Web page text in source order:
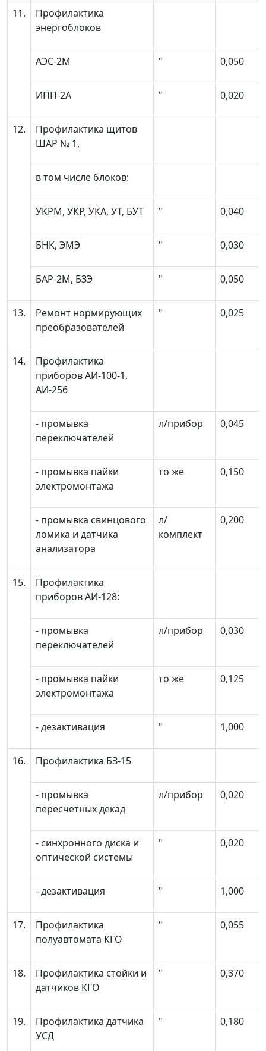
11.
Профилактика
энергоблоков
АЭС-2М " 0,050
ИПП-2А " 0,020
12.
Профилактика щитов
ШАР № 1,
в том числе блоков:
УКРМ, УКР, УКА, УТ, БУТ " 0,040
БНК, ЭМЭ " 0,030
БАР-2М, БЗЭ " 0,050
13.
Ремонт нормирующих
преобразователей
" 0,025
14.
Профилактика
приборов АИ-100-1,
АИ-256
- промывка
переключателей
л/прибор 0,045
- промывка пайки
электромонтажа
то же 0,150
- промывка свинцового
ломика и датчика
анализатора
л/
комплект
0,200
15.
Профилактика
приборов АИ-128:
- промывка
переключателей
л/прибор 0,030
- промывка пайки
электромонтажа
то же 0,125
- дезактивация " 1,000
16. Профилактика БЗ-15
- промывка
пересчетных декад
л/прибор 0,020
- синхронного диска и
оптической системы
" 0,020
- дезактивация " 1,000
17.
Профилактика
полуавтомата КГО
" 0,055
18.
Профилактика стойки и
датчиков КГО
" 0,370
19.
Профилактика датчика
УСД
" 0,180